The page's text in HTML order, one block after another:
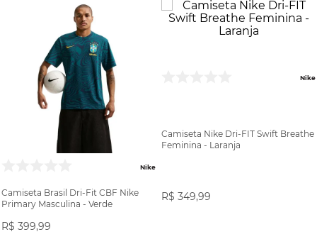
Nike
Camiseta Brasil Dri-Fit CBF Nike
Primary Masculina - Verde
R$ 399,99
Nike
Camiseta Nike Dri-FIT Swift Breathe
Feminina - Laranja
R$ 349,99